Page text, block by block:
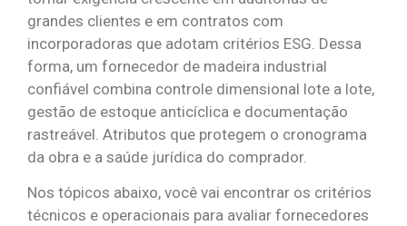
grandes clientes e em contratos com
incorporadoras que adotam critérios ESG. Dessa
forma, um fornecedor de madeira industrial
confiável combina controle dimensional lote a lote,
gestão de estoque anticíclica e documentação
rastreável. Atributos que protegem o cronograma
da obra e a saúde jurídica do comprador.
Nos tópicos abaixo, você vai encontrar os critérios
técnicos e operacionais para avaliar fornecedores